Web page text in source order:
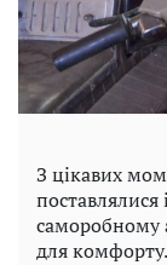
З цікавих
поставлялися
саморобному
для комфорту.